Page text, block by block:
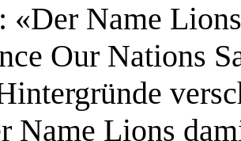
«Der Name
Our Nations
Name Lions